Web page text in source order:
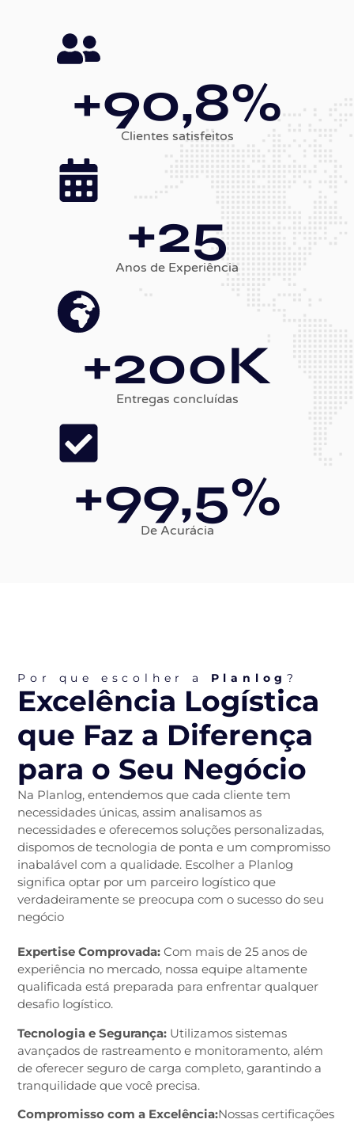
+97,8%
Clientes satisfeitos
+25
Anos de Experiência
+200K
Entregas concluídas
+99,5%
De Acurácia
Por que escolher a Planlog?
Excelência Logística
que Faz a Diferença
para o Seu Negócio
Na Planlog, entendemos que cada cliente tem
necessidades únicas, assim analisamos as
necessidades e oferecemos soluções personalizadas,
dispomos de tecnologia de ponta e um compromisso
inabalável com a qualidade. Escolher a Planlog
significa optar por um parceiro logístico que
verdadeiramente se preocupa com o sucesso do seu
negócio
Expertise Comprovada:Com mais de 25 anos de
experiência no mercado, nossa equipe altamente
qualificada está preparada para enfrentar qualquer
desafio logístico.
Tecnologia e Segurança: Utilizamos sistemas
avançados de rastreamento e monitoramento, além
de oferecer seguro de carga completo, garantindo a
tranquilidade que você precisa.
Compromisso com a Excelência:Nossas certificações